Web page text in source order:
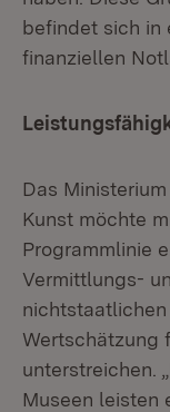
befindet sich in
finanziellen
Das
Kunst möchte
Programmlinie
Vermittlungs-
Wertschätzung
unterstreichen.
Museen leisten